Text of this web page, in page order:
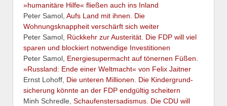
»humanitäre Hilfe« fließen auch ins Inland
Peter Samol, Aufs Land mit ihnen. Die
Wohnungsknappheit verschärft sich weiter
Peter Samol, Rückkehr zur Austerität. Die FDP will viel
sparen und blockiert notwendige Investitionen
Peter Samol, Energiesupermacht auf tönernen Füßen.
»Russland: Ende einer Weltmacht« von Felix Jaitner
Ernst Lohoff, Die unteren Millionen. Die Kindergrund-
sicherung könnte an der FDP endgültig scheitern
Minh Schredle, Schaufenstersadismus. Die CDU will